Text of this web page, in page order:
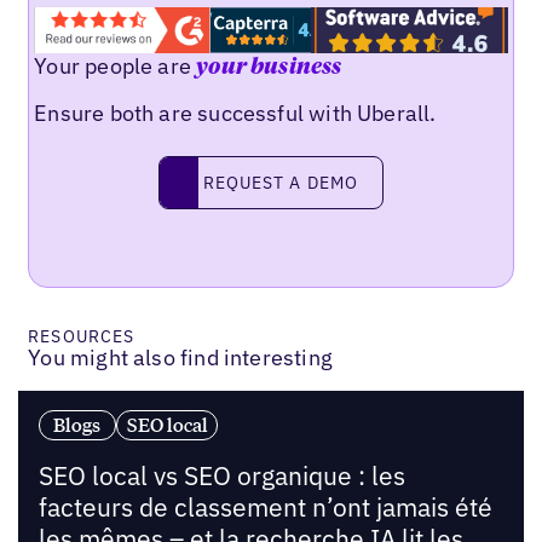
Your people areyour business
Ensure both are successful with Uberall.
Request a demo
REQUEST A DEMO
RESOURCES
You might also find interesting
Blogs SEO local
SEO local vs SEO organique : les
facteurs de classement n’ont jamais été